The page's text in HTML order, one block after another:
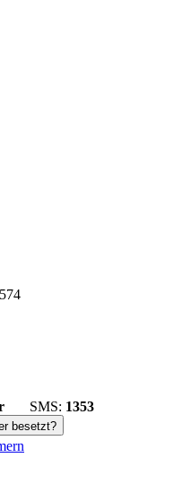
SMS: 1353
besetzt?